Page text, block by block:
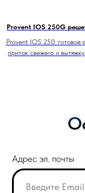
Provent IOS 250G
Provent IOS 250: готовое
приток свежего и
Адрес эл. почты